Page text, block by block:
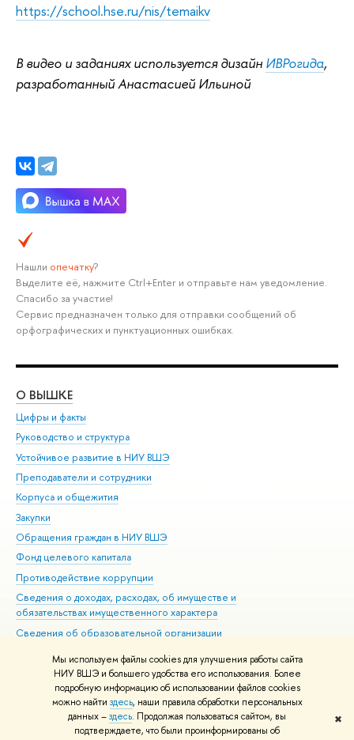
Мы используем файлы cookies для улучшения работы сайта
НИУ ВШЭ и большего удобства его использования. Более
подробную информацию об использовании файлов cookies
можно найти здесь, наши правила обработки персональных
данных –здесь. Продолжая пользоваться сайтом, вы
подтверждаете, что были проинформированы об
✖
https://school.hse.ru/nis/temaikv
В видео и заданиях используется дизайн ИВРогида,
разработанный Анастасией Ильиной
Нашли опечатку?
Выделите её, нажмите Ctrl+Enter и отправьте нам уведомление.
Спасибо за участие!
Сервис предназначен только для отправки сообщений об
орфографических и пунктуационных ошибках.
О ВЫШКЕ
Цифры и факты
Руководство и структура
Устойчивое развитие в НИУ ВШЭ
Преподаватели и сотрудники
Корпуса и общежития
Закупки
Обращения граждан в НИУ ВШЭ
Фонд целевого капитала
Противодействие коррупции
Сведения о доходах, расходах, об имуществе и
обязательствах имущественного характера
Сведения об образовательной организации
Людям с ограниченными возможностями здоровья
Единая платежная страница
Работа в Вышке